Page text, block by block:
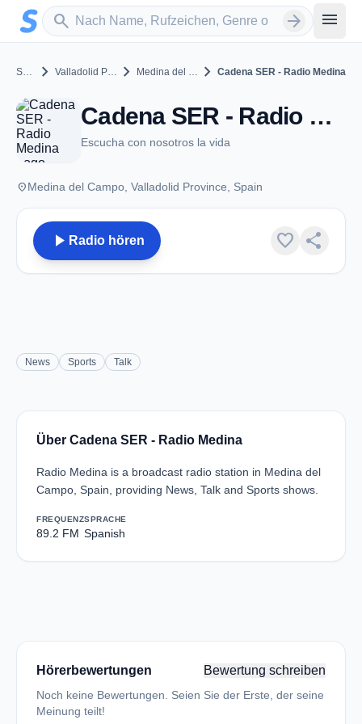
Zum Hauptinhalt springen
search
Sender suchen arrow_forward menu
Spain chevron_right Valladolid Province chevron_right Medina del Campo chevron_right Cadena SER - Radio Medina
Cadena SER - Radio Medina - FM 89.2 - Medina del Campo
Escucha con nosotros la vida
placeMedina del Campo, Valladolid Province, Spain
play_arrow Radio hören favorite share
News Sports Talk
Über Cadena SER - Radio Medina
Radio Medina is a broadcast radio station in Medina del
Campo, Spain, providing News, Talk and Sports shows.
FREQUENZ
89.2 FM
SPRACHE
Spanish
Hörerbewertungen Bewertung schreiben
Noch keine Bewertungen. Seien Sie der Erste, der seine
Meinung teilt!